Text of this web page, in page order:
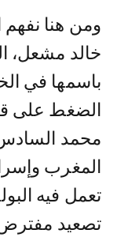
ومن هنا نفهم
خالد مشعل،
باسمها في
الضغط على
محمد
المغرب
تعمل فيه
تصعيد